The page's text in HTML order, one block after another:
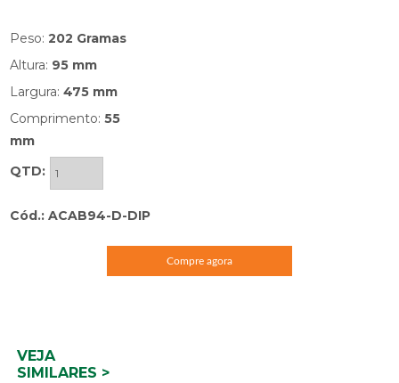
Peso:202 Gramas
Altura: 95 mm
Largura:475 mm
Comprimento:55
mm
QTD:
Cód.: ACAB94-D-DIP
Compre agora
VEJA
SIMILARES >